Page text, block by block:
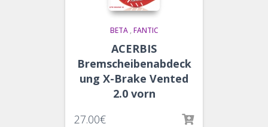
BETA, FANTIC
ACERBIS
Bremscheibenabdeck
ung X-Brake Vented
2.0 vorn
27.00€